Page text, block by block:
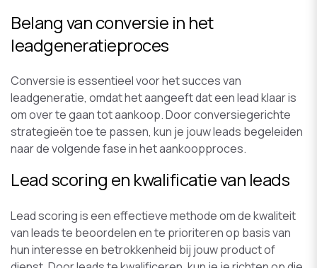
Belang van conversie in het
leadgeneratieproces
Conversie is essentieel voor het succes van
leadgeneratie, omdat het aangeeft dat een lead klaar is
om over te gaan tot aankoop. Door conversiegerichte
strategieën toe te passen, kun je jouw leads begeleiden
naar de volgende fase in het aankoopproces.
Lead scoring en kwalificatie van leads
Lead scoring is een effectieve methode om de kwaliteit
van leads te beoordelen en te prioriteren op basis van
hun interesse en betrokkenheid bij jouw product of